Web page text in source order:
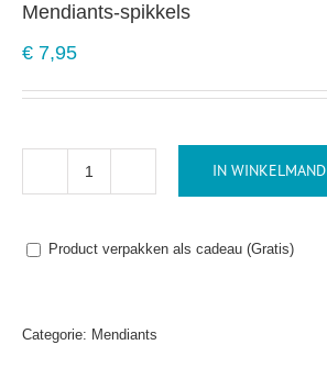
Mendiants-spikkels
€ 7,95
Mendiants-
IN WINKELMAND
Product verpakken als cadeau (Gratis)
Categorie: Mendiants